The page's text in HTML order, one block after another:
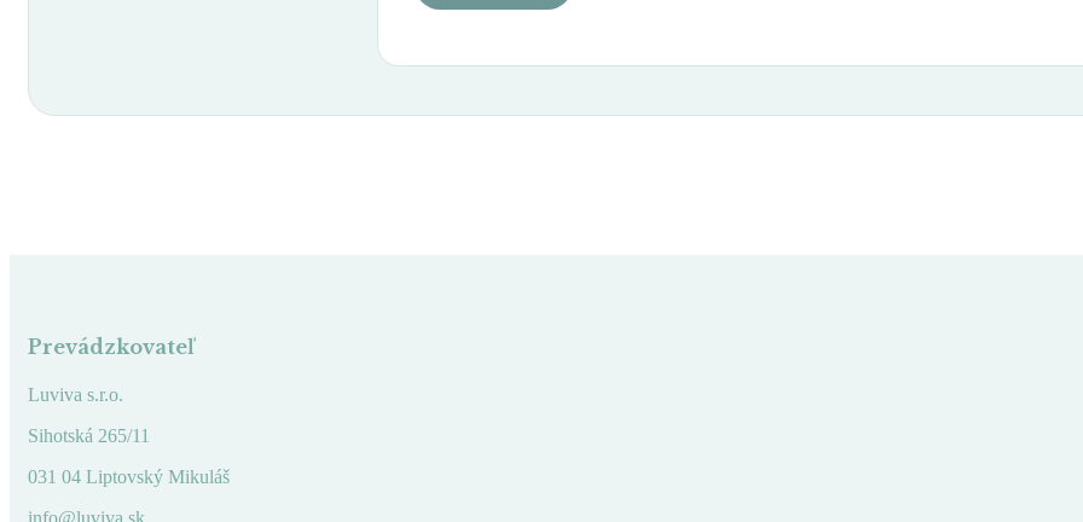
Prevádzkovateľ
Luviva s.r.o.
Sihotská 265/11
031 04 Liptovský Mikuláš